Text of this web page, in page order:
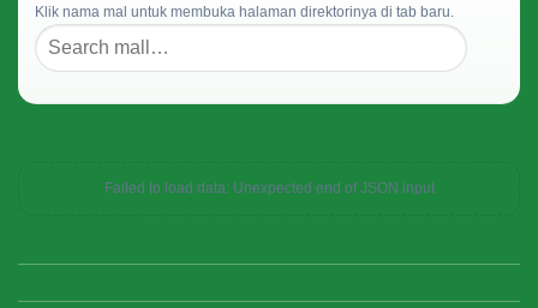
Klik nama mal untuk membuka halaman direktorinya di tab baru.
Failed to load data: Unexpected end of JSON input